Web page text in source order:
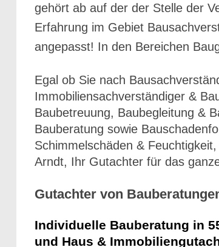
gehört ab auf der der Stelle der
Erfahrung im Gebiet
angepasst! In den Bereichen
Egal ob Sie nach
Immobiliensachverständiger &
Baubetreuung, Baubegleitung &
Bauberatung sowie
Schimmelschäden &
Arndt, Ihr Gutachter für das
Gutachter von
Individuelle Bauberatung in
und Haus &